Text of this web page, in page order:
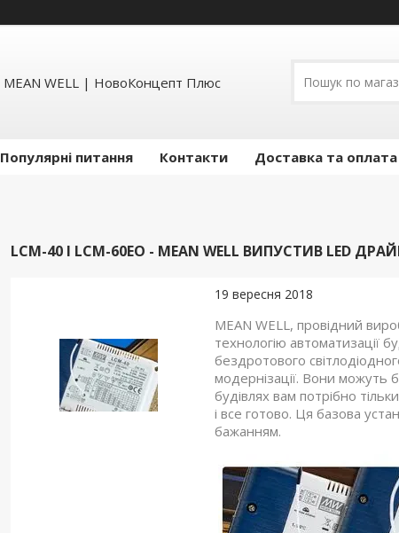
MEAN WELL | НовоКонцепт Плюс
Популярні питання Контакти Доставка та оплата
LCM-40 І LCM-60EO - MEAN WELL ВИПУСТИВ LED
19 вересня 2018
MEAN WELL, провідний
технологію автоматизації
бездротового
модернізації. Вони можуть
будівлях вам потрібно
і все готово. Ця базова
бажанням.